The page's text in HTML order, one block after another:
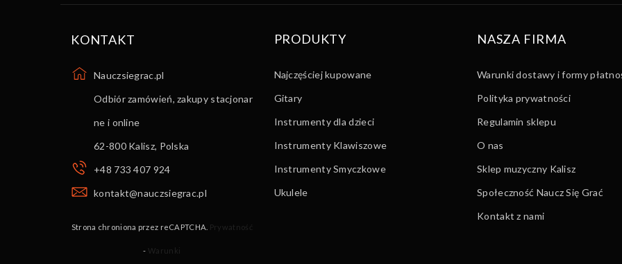
KONTAKT
Nauczsiegrac.pl
Odbiór zamówień, zakupy stacjonar
ne i online
62-800 Kalisz, Polska
+48 733 407 924
kontakt@nauczsiegrac.pl
Strona chroniona przez reCAPTCHA. Prywatność
- Warunki
PRODUKTY
Najczęściej kupowane
Gitary
Instrumenty dla dzieci
Instrumenty Klawiszowe
Instrumenty Smyczkowe
Ukulele
NASZA FIRMA
Warunki dostawy i formy
Polityka prywatności
Regulamin sklepu
O nas
Sklep muzyczny Kalisz
Społeczność Naucz Się Grać
Kontakt z nami